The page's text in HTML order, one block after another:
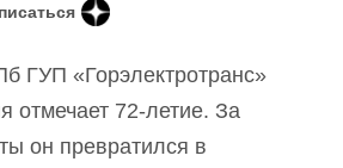
ГУП «Горэлектротранс»
отмечает 72-летие. За
он превратился в